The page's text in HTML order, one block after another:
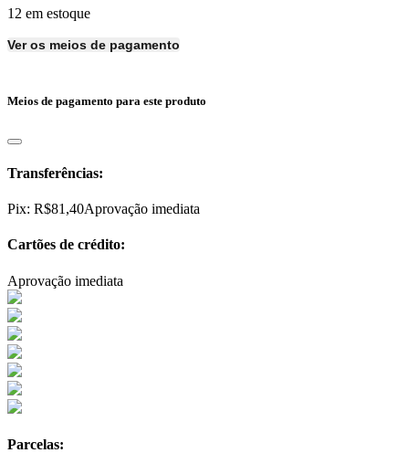
12 em estoque
Ver os meios de pagamento
Meios de pagamento para este produto
Transferências:
Pix: R$81,40Aprovação imediata
Cartões de crédito:
Aprovação imediata
Parcelas: